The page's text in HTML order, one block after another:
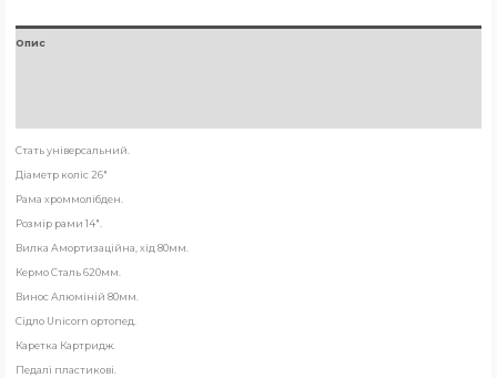
Опис
Стать універсальний.
Діаметр коліс 26″
Рама хроммолібден.
Розмір рами 14″.
Вилка Амортизаційна, хід 80мм.
Кермо Сталь 620мм.
Винос Алюміній 80мм.
Сідло Unicorn ортопед.
Каретка Картридж.
Педалі пластикові.